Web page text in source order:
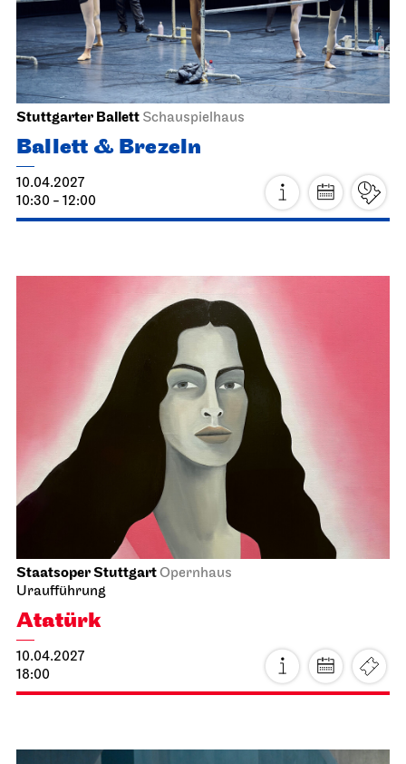
MODERN ELEGIES
21.03.2027
19:00
Schauspiel Stuttgart Schauspielhaus
Buddenbrooks
21.03.2027
Mo, 22.03.2027